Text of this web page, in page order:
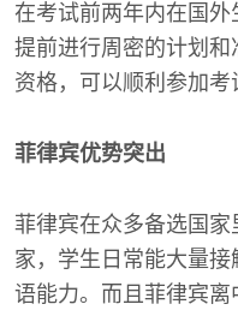
在考试前两年内在国
提前进行周密的计划
资格，可以顺利参加考
菲律宾优势突出
菲律宾在众多备选国
家，学生日常能大量
语能力。而且菲律宾